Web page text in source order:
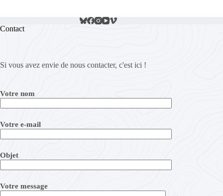
Contact
Si vous avez envie de nous contacter, c'est ici !
Votre nom
Votre e-mail
Objet
Votre message